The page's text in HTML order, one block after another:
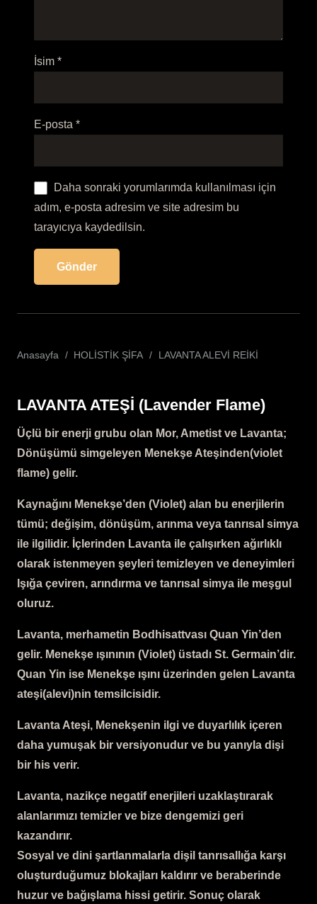
İsim *
E-posta *
Daha sonraki yorumlarımda kullanılması için
adım, e-posta adresim ve site adresim bu
tarayıcıya kaydedilsin.
Anasayfa / HOLİSTİK ŞİFA / LAVANTA ALEVİ REİKİ
LAVANTA ATEŞİ (Lavender Flame)
Üçlü bir enerji grubu olan Mor, Ametist ve Lavanta;
Dönüşümü simgeleyen Menekşe Ateşinden(violet
flame) gelir.
Kaynağını Menekşe’den (Violet) alan bu enerjilerin
tümü; değişim, dönüşüm, arınma veya tanrısal simya
ile ilgilidir. İçlerinden Lavanta ile çalışırken ağırlıklı
olarak istenmeyen şeyleri temizleyen ve deneyimleri
Işığa çeviren, arındırma ve tanrısal simya ile meşgul
oluruz.
Lavanta, merhametin Bodhisattvası Quan Yin’den
gelir. Menekşe ışınının (Violet) üstadı St. Germain’dir.
Quan Yin ise Menekşe ışını üzerinden gelen Lavanta
ateşi(alevi)nin temsilcisidir.
Lavanta Ateşi, Menekşenin ilgi ve duyarlılık içeren
daha yumuşak bir versiyonudur ve bu yanıyla dişi
bir his verir.
Lavanta, nazikçe negatif enerjileri uzaklaştırarak
alanlarımızı temizler ve bize dengemizi geri
kazandırır.
Sosyal ve dini şartlanmalarla dişil tanrısallığa karşı
oluşturduğumuz blokajları kaldırır ve beraberinde
huzur ve bağışlama hissi getirir. Sonuç olarak